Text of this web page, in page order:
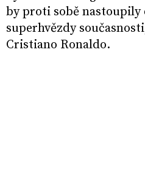
by proti sobě nastoupily
superhvězdy
Cristiano Ronaldo.